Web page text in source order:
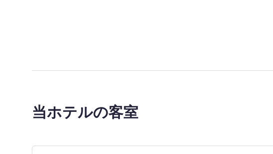
当ホテルの客室